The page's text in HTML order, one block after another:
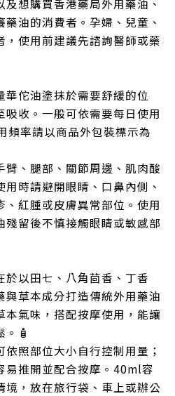
想購買香港藥局外用藥油、
油的消費者。孕婦、兒童、
，使用前建議先諮詢醫師或藥
佗油塗抹於需要舒緩的位
吸收。一般可依需要每日使用
頻率請以商品外包裝標示為
臂、腿部、關節周邊、肌肉酸
時請避開眼睛、口鼻內側、
紅腫或皮膚異常部位。使用
殘留後不慎接觸眼睛或敏感部
以田七、八角茴香、丁香
與草本成分打造傳統外用藥油
本氣味，搭配按摩使用，能讓
🧴
照部位大小自行控制用量；
易推開並配合按摩。40ml容
境，放在旅行袋、車上或辦公